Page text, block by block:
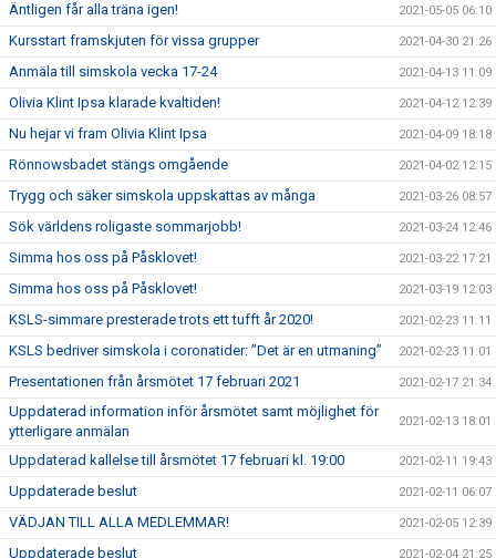
Äntligen får alla träna igen! 2021-05-05 06:10
Kursstart framskjuten för vissa grupper 2021-04-30 21:26
Anmäla till simskola vecka 17-24 2021-04-13 11:09
Olivia Klint Ipsa klarade kvaltiden! 2021-04-12 12:39
Nu hejar vi fram Olivia Klint Ipsa 2021-04-09 18:18
Rönnowsbadet stängs omgående 2021-04-02 12:15
Trygg och säker simskola uppskattas av många 2021-03-26 08:57
Sök världens roligaste sommarjobb! 2021-03-24 12:46
Simma hos oss på Påsklovet! 2021-03-22 17:21
Simma hos oss på Påsklovet! 2021-03-19 12:03
KSLS-simmare presterade trots ett tufft år 2020! 2021-02-23 11:11
KSLS bedriver simskola i coronatider: ”Det är en utmaning” 2021-02-23 11:01
Presentationen från årsmötet 17 februari 2021 2021-02-17 21:34
Uppdaterad information inför årsmötet samt möjlighet för
ytterligare anmälan
2021-02-13 18:01
Uppdaterad kallelse till årsmötet 17 februari kl. 19:00 2021-02-11 19:43
Uppdaterade beslut 2021-02-11 06:07
VÄDJAN TILL ALLA MEDLEMMAR! 2021-02-05 12:39
Uppdaterade beslut 2021-02-04 21:25